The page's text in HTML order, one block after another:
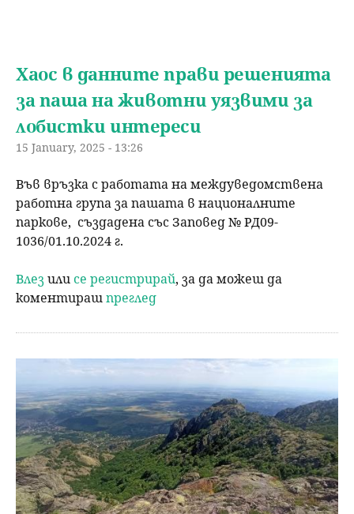
Хаос в данните прави решенията
за паша на животни уязвими за
лобистки интереси
15 January, 2025 - 13:26
Във връзка с работата на междуведомствена
работна група за пашата в националните
паркове, създадена със Заповед № РД09-
1036/01.10.2024 г.
Влезили се регистрирай, за да можеш да
коментирашпреглед